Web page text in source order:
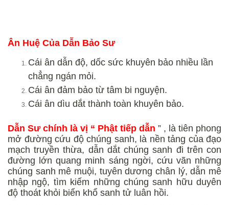
Ân Huệ Của Dẫn Bảo Sư
Cái ân dẫn độ, dốc sức khuyên bảo nhiều lần
chẳng ngán mỏi.
Cái ân đảm bảo từ tâm bi nguyện.
Cái ân dìu dắt thành toàn khuyên bảo.
Dẫn Sư chính là vị “ Phật tiếp dẫn ” , là tiên phong
mở đường cứu độ chúng sanh, là nền tảng của đạo
mạch truyền thừa, dẫn dắt chúng sanh đi trên con
đường lớn quang minh sáng ngời, cứu vãn những
chúng sanh mê muội, tuyên dương chân lý, dẫn mê
nhập ngộ, tìm kiếm những chúng sanh hữu duyên
độ thoát khỏi biển khổ sanh tử luân hồi.